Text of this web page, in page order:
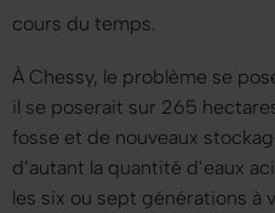
cours du temps.
À Chessy, le problème se
il se poserait sur 265
fosse et de nouveaux
d’autant la quantité d’eaux
les six ou sept générations à